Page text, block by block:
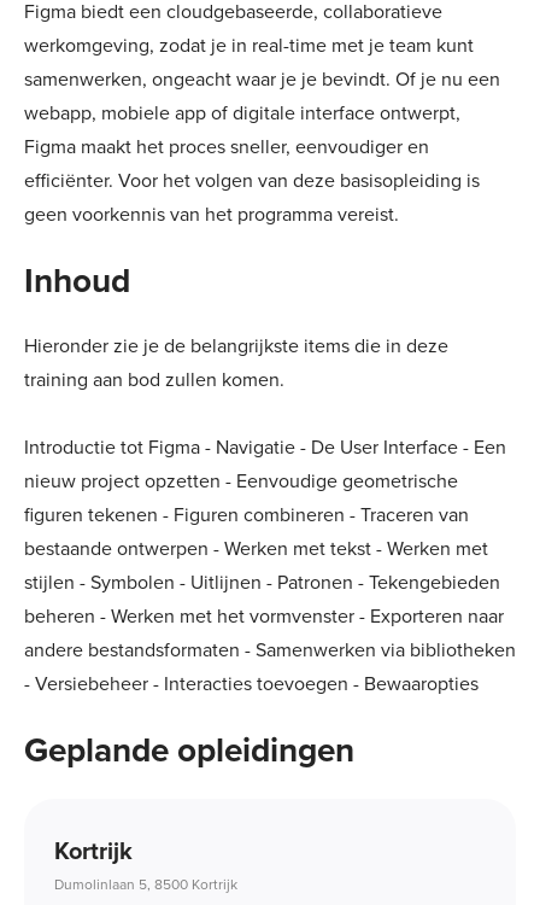
Figma biedt een cloudgebaseerde, collaboratieve
werkomgeving, zodat je in real-time met je team kunt
samenwerken, ongeacht waar je je bevindt. Of je nu een
webapp, mobiele app of digitale interface ontwerpt,
Figma maakt het proces sneller, eenvoudiger en
efficiënter. Voor het volgen van deze basisopleiding is
geen voorkennis van het programma vereist.
Inhoud
Hieronder zie je de belangrijkste items die in deze
training aan bod zullen komen.
Introductie tot Figma - Navigatie - De User Interface - Een
nieuw project opzetten - Eenvoudige geometrische
figuren tekenen - Figuren combineren - Traceren van
bestaande ontwerpen - Werken met tekst - Werken met
stijlen - Symbolen - Uitlijnen - Patronen - Tekengebieden
beheren - Werken met het vormvenster - Exporteren naar
andere bestandsformaten - Samenwerken via bibliotheken
- Versiebeheer - Interacties toevoegen - Bewaaropties
Geplande opleidingen
Kortrijk
Dumolinlaan 5, 8500 Kortrijk